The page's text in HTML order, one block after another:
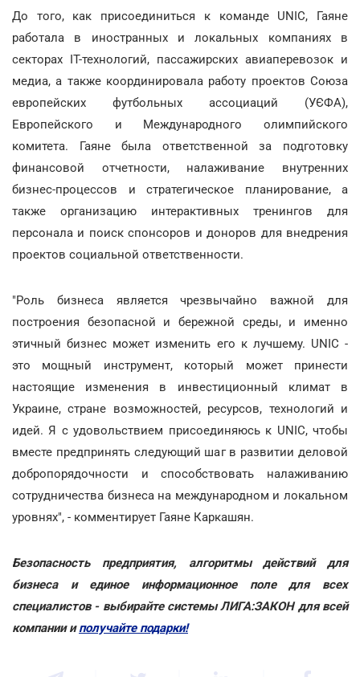
До того, как присоединиться к команде UNIC, Гаяне
работала в иностранных и локальных компаниях в
секторах IT-технологий, пассажирских авиаперевозок и
медиа, а также координировала работу проектов Союза
европейских футбольных ассоциаций (УЄФА),
Европейского и Международного олимпийского
комитета. Гаяне была ответственной за подготовку
финансовой отчетности, налаживание внутренних
бизнес-процессов и стратегическое планирование, а
также организацию интерактивных тренингов для
персонала и поиск спонсоров и доноров для внедрения
проектов социальной ответственности.
"Роль бизнеса является чрезвычайно важной для
построения безопасной и бережной среды, и именно
этичный бизнес может изменить его к лучшему. UNIC -
это мощный инструмент, который может принести
настоящие изменения в инвестиционный климат в
Украине, стране возможностей, ресурсов, технологий и
идей. Я с удовольствием присоединяюсь к UNIC, чтобы
вместе предпринять следующий шаг в развитии деловой
добропорядочности и способствовать налаживанию
сотрудничества бизнеса на международном и локальном
уровнях", - комментирует Гаяне Каркашян.
Безопасность предприятия, алгоритмы действий для
бизнеса и единое информационное поле для всех
специалистов - выбирайте системы ЛИГА:ЗАКОН для всей
компании иполучайте подарки!